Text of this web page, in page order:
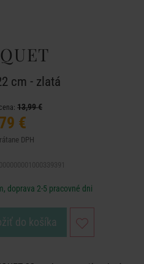
cm - zlatá
13,99 €
€
DPH
doprava 2-5 pracovné dni
do košíka